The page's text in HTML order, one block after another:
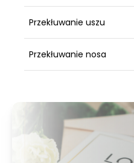
Przekłuwanie uszu
Przekłuwanie nosa